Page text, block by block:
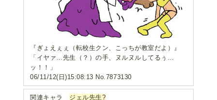
『ぎょえぇぇ（転校生クン、こっちが教室だよ）』
「イヤァ…先生（？）の手、ヌルヌルしてるぅ…
ッ！！」
06/11/12(日)15:08:13 No.7873130
関連キャラ ジェル先生?